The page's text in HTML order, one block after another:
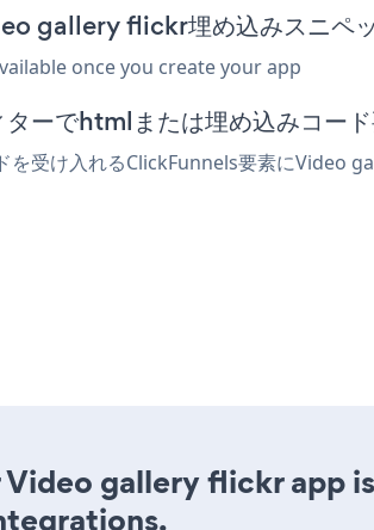
gallery flickr埋め込みスニペ
once you create your app
ーでhtmlまたは埋め込みコー
を受け入れるClickFunnels要素にVideo
gallery flickr app